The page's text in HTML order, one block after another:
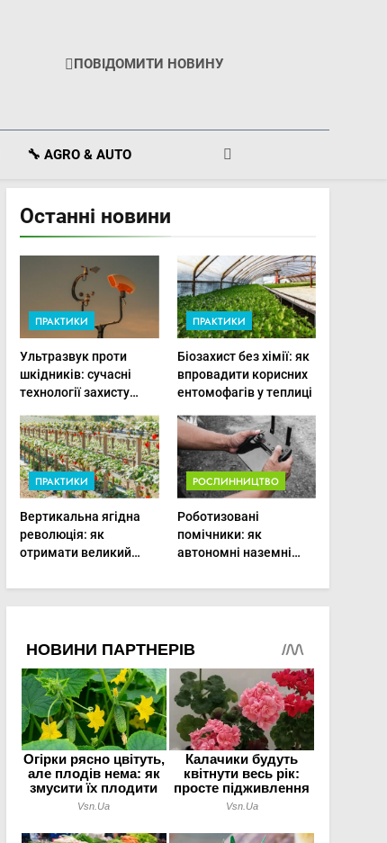
ПОВІДОМИТИ НОВИНУ
🔧 AGRO & AUTO
Останні новини
ПРАКТИКИ
Ультразвук проти
шкідників: сучасні
технології захисту
господарствах
ПРАКТИКИ
Біозахист без хімії: як
впровадити корисних
ентомофагів у теплиці
ПРАКТИКИ
Вертикальна ягідна
революція: як
отримати великий
мінімальній площі
РОСЛИННИЦТВО
Роботизовані
помічники: як
автономні наземні
догляд за органічними
овочами